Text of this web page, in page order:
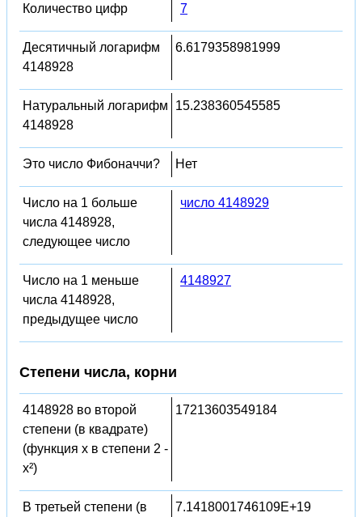
Количество цифр 7
Десятичный логарифм
4148928
6.6179358981999
Натуральный логарифм
4148928
15.238360545585
Это число Фибоначчи? Нет
Число на 1 больше
числа 4148928,
следующее число
число 4148929
Число на 1 меньше
числа 4148928,
предыдущее число
4148927
Степени числа, корни
4148928 во второй
степени (в квадрате)
(функция x в степени 2 -
x²)
17213603549184
В третьей степени (в
7.1418001746109E+19